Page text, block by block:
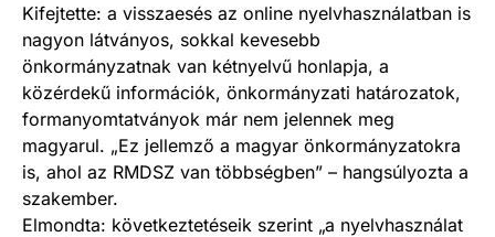
Kifejtette: a visszaesés az online nyelvhasználatban is
nagyon látványos, sokkal kevesebb
önkormányzatnak van kétnyelvű honlapja, a
közérdekű információk, önkormányzati határozatok,
formanyomtatványok már nem jelennek meg
magyarul. „Ez jellemző a magyar önkormányzatokra
is, ahol az RMDSZ van többségben” – hangsúlyozta a
szakember.
Elmondta: következtetéseik szerint „a nyelvhasználat